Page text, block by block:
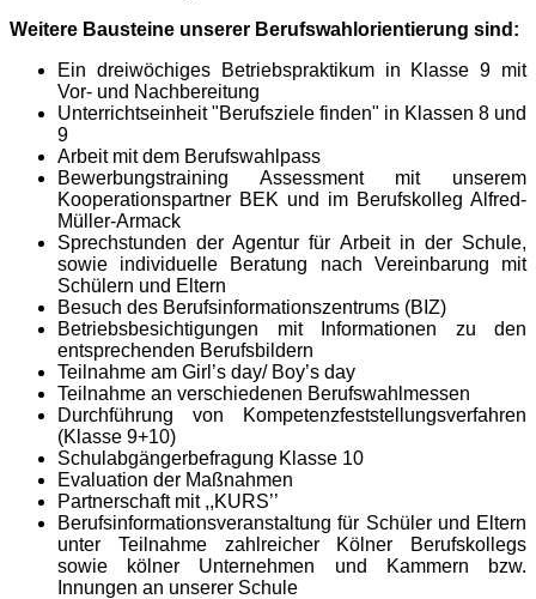
Weitere Bausteine unserer Berufswahlorientierung sind:
Ein dreiwöchiges Betriebspraktikum in Klasse 9 mit
Vor- und Nachbereitung
Unterrichtseinheit "Berufsziele finden" in Klassen 8 und
9
Arbeit mit dem Berufswahlpass
Bewerbungstraining Assessment mit unserem
Kooperationspartner BEK und im Berufskolleg Alfred-
Müller-Armack
Sprechstunden der Agentur für Arbeit in der Schule,
sowie individuelle Beratung nach Vereinbarung mit
Schülern und Eltern
Besuch des Berufsinformationszentrums (BIZ)
Betriebsbesichtigungen mit Informationen zu den
entsprechenden Berufsbildern
Teilnahme am Girl’s day/ Boy’s day
Teilnahme an verschiedenen Berufswahlmessen
Durchführung von Kompetenzfeststellungsverfahren
(Klasse 9+10)
Schulabgängerbefragung Klasse 10
Evaluation der Maßnahmen
Partnerschaft mit ,,KURS’’
Berufsinformationsveranstaltung für Schüler und Eltern
unter Teilnahme zahlreicher Kölner Berufskollegs
sowie kölner Unternehmen und Kammern bzw.
Innungen an unserer Schule